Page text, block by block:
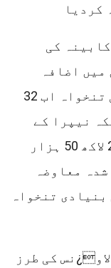
کردیا
کی
اضافہ
کیا۔ چیئرمین نیپرا کی مجموعی تنخواہ اب 32
جبکہ نیپرا کے
دیگر اعلیٰ افسران کی تنخواہ 29 لاکھ 50 ہزار
معاوضہ
روپے کی بنیادی تنخواہ
کی طرز